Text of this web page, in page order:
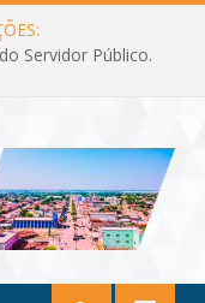
Servidor Público.